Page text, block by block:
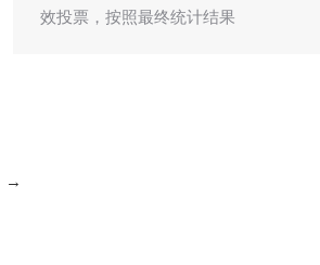
效投票，按照最终统计结果
→